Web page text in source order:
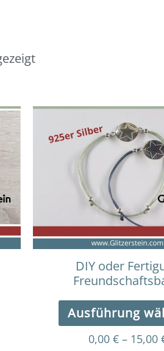
DIY oder
Ausführung
0,00 € – 15,00